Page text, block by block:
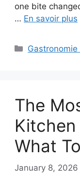
one bite
… En savoir plus
Categories
Gastronomie
The
What
January 8, 2026